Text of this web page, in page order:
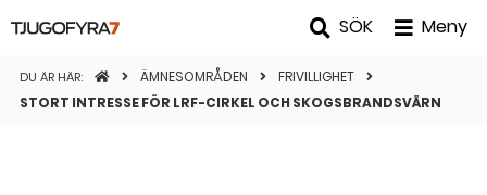
SÖK Meny
DU ÄR HÄR: STARTSIDANÄMNESOMRÅDEN
FRIVILLIGHET
STORT INTRESSE FÖR LRF-CIRKEL OCH SKOGSBRANDSVÄRN